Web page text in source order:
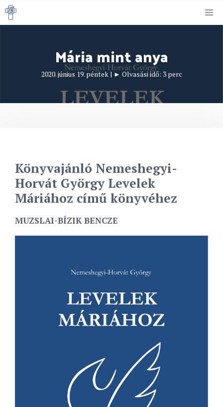
Kilépés
a
Mária mint anya
2020. június 19. péntek| ► Olvasási idő: 3 perc
Könyvajánló Nemeshegyi-
Horvát György Levelek
Máriához című könyvéhez
MUZSLAI-BÍZIK BENCZE